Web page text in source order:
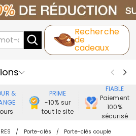
Recherche
de
cadeaux
Meilleure Ventes
&
PRIME
-10% sur
tout le site
FIABLE
Paiement
100%
sécurisé
Porte-clés Porte-clés couple